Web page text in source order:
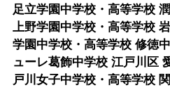
足立学園中学校・高等学校
上野学園中学校・高等学校
学園中学校・高等学校 修徳
ューレ葛飾中学校 江戸川区
戸川女子中学校・高等学校